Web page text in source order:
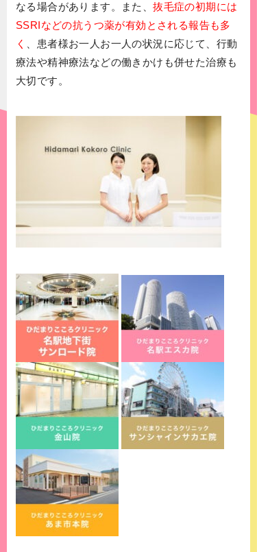
なる場合があります。また、抜毛症の初期には
SSRIなどの抗うつ薬が有効とされる報告も多
く
、患者様お一人お一人の状況に応じて、行動
療法や精神療法などの働きかけも併せた治療も
大切です。